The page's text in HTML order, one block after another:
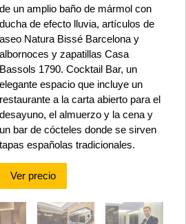
de un amplio baño de mármol con
ducha de efecto lluvia, artículos de
aseo Natura Bissé Barcelona y
albornoces y zapatillas Casa
Bassols 1790. Cocktail Bar, un
elegante espacio que incluye un
restaurante a la carta abierto para el
desayuno, el almuerzo y la cena y
un bar de cócteles donde se sirven
tapas españolas tradicionales.
Ver precio